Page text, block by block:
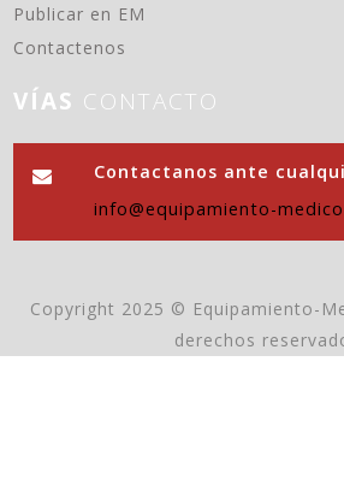
Publicar en EM
Contactenos
VÍAS CONTACTO
Contactanos ante
info@equipamiento-
Copyright 2025 © Equipamiento-
derechos